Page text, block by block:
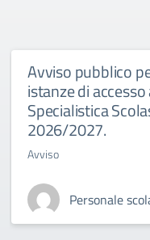
Avviso pubblico
istanze di
Specialistica
2026/2027.
Avviso
Personale